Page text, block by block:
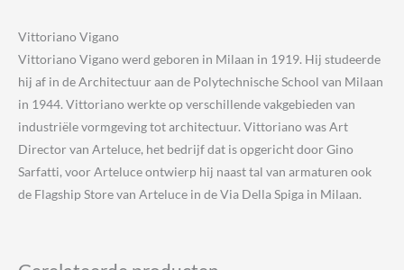
Vittoriano Vigano
Vittoriano Vigano werd geboren in Milaan in 1919. Hij studeerde
hij af in de Architectuur aan de Polytechnische School van Milaan
in 1944. Vittoriano werkte op verschillende vakgebieden van
industriële vormgeving tot architectuur. Vittoriano was Art
Director van Arteluce, het bedrijf dat is opgericht door Gino
Sarfatti, voor Arteluce ontwierp hij naast tal van armaturen ook
de Flagship Store van Arteluce in de Via Della Spiga in Milaan.